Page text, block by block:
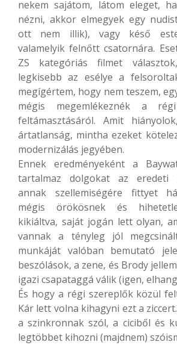
nekem sajátom, látom eleget,
nézni, akkor elmegyek egy
ott nem illik), vagy késő este
valamelyik felnőtt csatornára.
ZS kategóriás filmet
legkisebb az esélye a
megígértem, hogy nem teszem,
mégis megemlékeznék a
feltámasztásáról. Amit
ártatlanság, mintha ezeket
modernizálás jegyében.
Ennek eredményeként a
tartalmaz dolgokat az eredeti
annak szellemiségére fittyet
mégis örökösnek és
kikiáltva, saját jogán lett olyan,
vannak a tényleg jól
munkáját valóban bemutató
beszólások, a zene, és Brody
igazi csapataggá válik (igen,
És hogy a régi szereplők közül
Kár lett volna kihagyni ezt a
a szinkronnak szól, a ciciből és
legtöbbet kihozni (majdnem)